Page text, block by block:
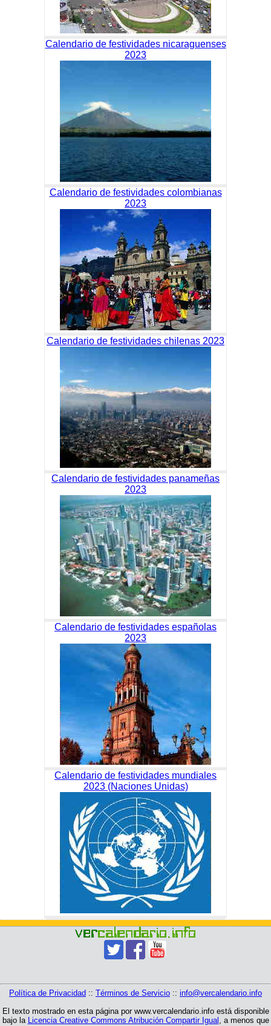
Calendario de festividades nicaraguenses
2023
Calendario de festividades colombianas
2023
Calendario de festividades chilenas 2023
Calendario de festividades panameñas
2023
Calendario de festividades españolas
2023
Calendario de festividades mundiales
2023 (Naciones Unidas)
Política de Privacidad :: Términos de Servicio :: info@vercalendario.info
El texto mostrado en esta página por www.vercalendario.info está disponible
bajo la Licencia Creative Commons Atribución Compartir Igual , a menos que